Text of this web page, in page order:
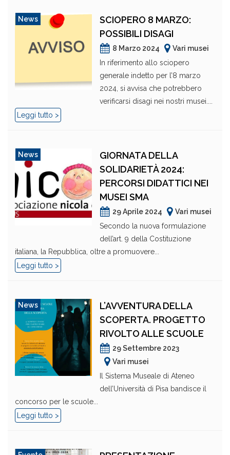
News
SCIOPERO 8 MARZO:
POSSIBILI DISAGI
8 Marzo 2024
Vari musei
In riferimento allo sciopero
generale indetto per l’8 marzo
2024, si avvisa che potrebbero
verificarsi disagi nei nostri musei....
Leggi tutto >
News
GIORNATA DELLA
SOLIDARIETÀ 2024:
PERCORSI DIDATTICI NEI
MUSEI SMA
29 Aprile 2024
Vari musei
Secondo la nuova formulazione
dell’art. 9 della Costituzione
italiana, la Repubblica, oltre a promuovere...
Leggi tutto >
News
L’AVVENTURA DELLA
SCOPERTA. PROGETTO
RIVOLTO ALLE SCUOLE
29 Settembre 2023
Vari musei
Il Sistema Museale di Ateneo
dell’Università di Pisa bandisce il
concorso per le scuole...
Leggi tutto >